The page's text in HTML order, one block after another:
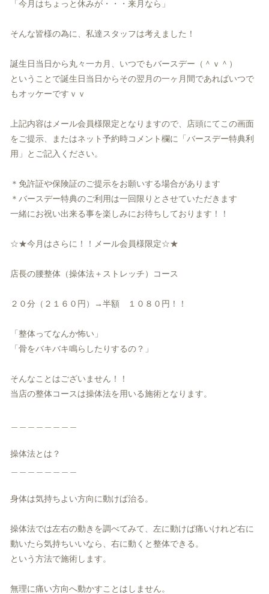
「今月はちょっと休みが・・・来月なら」
そんな皆様の為に、私達スタッフは考えました！
誕生日当日から丸々一カ月、いつでもバースデー（＾ｖ＾）
ということで誕生日当日からその翌月の一ヶ月間であればいつで
も オッケーですｖｖ
上記内容はメール会員様限定となりますので、 店頭にてこの画面
をご提示、またはネット予約時コメント欄に「 バースデー特典利
用」とご記入ください。
＊免許証や保険証のご提示をお願いする場合があります
＊バースデー特典のご利用は一回限りとさせていただきます
一緒にお祝い出来る事を楽しみにお待ちしております！！
☆★今月はさらに！！メール会員様限定☆★
店長の腰整体（操体法＋ストレッチ）コース
２０分（２１６０円）→半額 １０８０円！！
「整体ってなんか怖い」
「骨をバキバキ鳴らしたりするの？」
そんなことはございません！！
当店の整体コースは操体法を用いる施術となります。
操体法とは？
身体は気持ちよい方向に動けば治る。
操体法では左右の動きを調べてみて、 左に動けば痛いけれど右に
動いたら気持ちいいなら、 右に動くと整体できる。
という方法で施術します。
無理に痛い方向へ動かすことはしません。